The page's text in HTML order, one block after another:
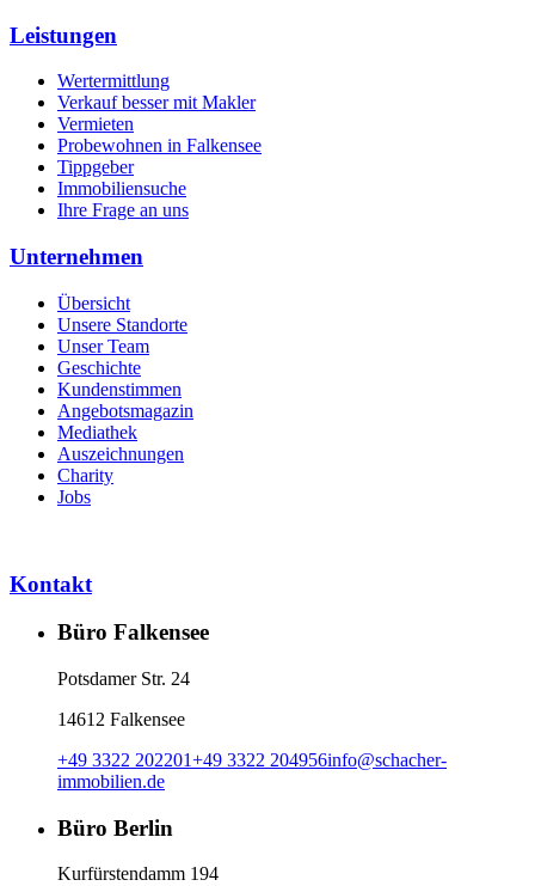
Leistungen
Wertermittlung
Verkauf besser mit Makler
Vermieten
Probewohnen in Falkensee
Tippgeber
Immobiliensuche
Ihre Frage an uns
Unternehmen
Übersicht
Unsere Standorte
Unser Team
Geschichte
Kundenstimmen
Angebotsmagazin
Mediathek
Auszeichnungen
Charity
Jobs
Kontakt
Büro Falkensee
Potsdamer Str. 24
14612 Falkensee
+49 3322 202201+49 3322 204956info@schacher-
immobilien.de
Büro Berlin
Kurfürstendamm 194